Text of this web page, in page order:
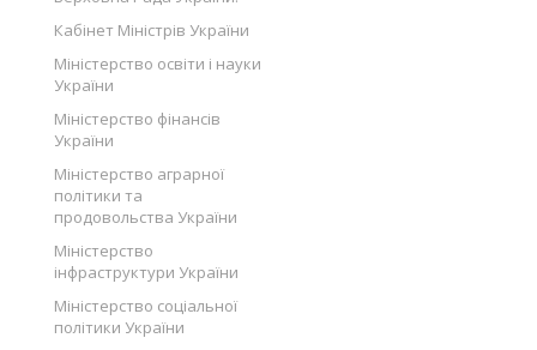
Кабінет Міністрів України
Міністерство освіти і науки
України
Міністерство фінансів
України
Міністерство аграрної
політики та
продовольства України
Міністерство
інфраструктури України
Міністерство соціальної
політики України